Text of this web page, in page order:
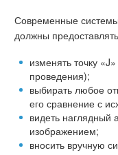
Современные системы
должны
изменять точку
проведения);
выбирать любое
его сравнение с
видеть наглядный
изображением;
вносить вручную